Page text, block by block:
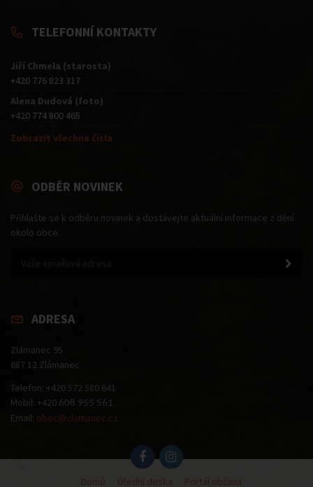
TELEFONNÍ KONTAKTY
Jiří Chmela (starosta)
+420 776 823 317
Alena Dudová (foto)
+420 774 800 465
Zobrazit všechna čísla
ODBĚR NOVINEK
Přihlašte se k odběru novinek a dostávejte aktuální informace z dění
okolo obce.
ADRESA
Zlámanec 95
687 12 Zlámanec
Telefon: +420 572 580 641
Mobil: +420 608 955 561
Email: obec@zlamanec.cz
Domů Úřední deska Portál občana